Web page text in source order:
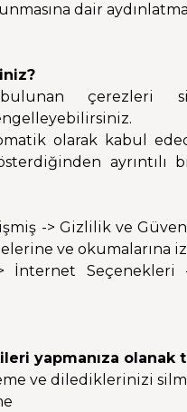
dair
bulunan
olarak kabul
-> Gizlilik ve
ve okumalarına
İnternet Seçenekleri
yapmanıza olanak
ve dilediklerinizi